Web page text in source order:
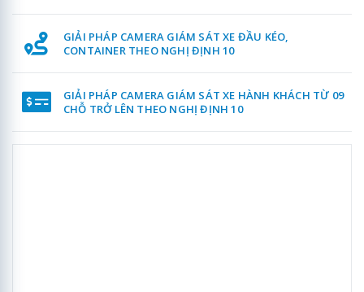
GIẢI PHÁP CAMERA GIÁM SÁT XE ĐẦU KÉO,
CONTAINER THEO NGHỊ ĐỊNH 10
GIẢI PHÁP CAMERA GIÁM SÁT XE HÀNH KHÁCH TỪ 09
CHỖ TRỞ LÊN THEO NGHỊ ĐỊNH 10